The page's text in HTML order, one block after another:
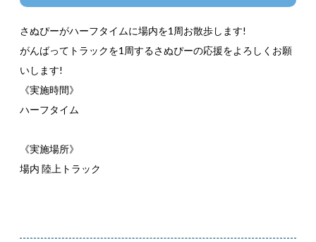
さぬぴーがハーフタイムに場内を1周お散歩します!
がんばってトラックを1周するさぬぴーの応援をよろしくお願
いします!
《実施時間》
ハーフタイム
《実施場所》
場内 陸上トラック